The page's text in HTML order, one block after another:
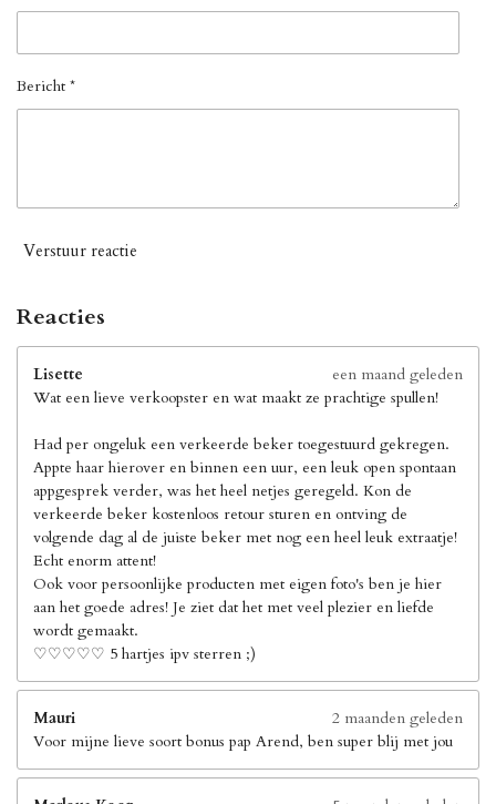
Bericht *
Verstuur reactie
Reacties
Lisette
een maand geleden
Wat een lieve verkoopster en wat maakt ze prachtige spullen!
Had per ongeluk een verkeerde beker toegestuurd gekregen.
Appte haar hierover en binnen een uur, een leuk open spontaan
appgesprek verder, was het heel netjes geregeld. Kon de
verkeerde beker kostenloos retour sturen en ontving de
volgende dag al de juiste beker met nog een heel leuk extraatje!
Echt enorm attent!
Ook voor persoonlijke producten met eigen foto's ben je hier
aan het goede adres! Je ziet dat het met veel plezier en liefde
wordt gemaakt.
♡♡♡♡♡ 5 hartjes ipv sterren ;)
Mauri
2 maanden geleden
Voor mijne lieve soort bonus pap Arend, ben super blij met jou